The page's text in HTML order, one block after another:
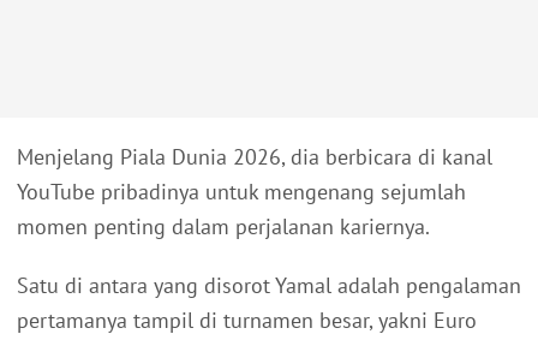
Menjelang Piala Dunia 2026, dia berbicara di kanal
YouTube pribadinya untuk mengenang sejumlah
momen penting dalam perjalanan kariernya.
Satu di antara yang disorot Yamal adalah pengalaman
pertamanya tampil di turnamen besar, yakni Euro